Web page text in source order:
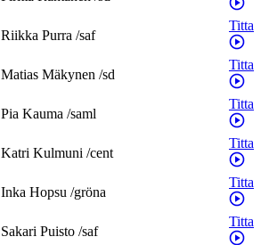
Riikka Purra /saf
Titta
Matias Mäkynen /sd
Titta
Pia Kauma /saml
Titta
Katri Kulmuni /cent
Titta
Inka Hopsu /gröna
Titta
Sakari Puisto /saf
Titta